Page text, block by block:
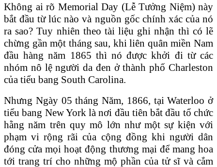
Không ai rõ Memorial Day (Lễ Tưởng Niệm) này
bắt đầu từ lúc nào và nguồn gốc chính xác của nó
ra sao? Tuy nhiên theo tài liệu ghi nhận thì có lẽ
chừng gần một tháng sau, khi liên quân miền Nam
đầu hàng năm 1865 thì nó được khởi đi từ các
nhóm nô lệ người da đen ở thành phố Charleston
của tiểu bang South Carolina.
Nhưng Ngày 05 tháng Năm, 1866, tại Waterloo ở
tiểu bang New York là nơi đầu tiên bắt đầu tổ chức
hằng năm trên quy mô lớn như một sự kiện với
phạm vi rộng rãi của cộng đồng khi người dân
đóng cửa mọi hoạt động thương mại để mang hoa
tới trang trí cho những mộ phần của tử sĩ và cắm